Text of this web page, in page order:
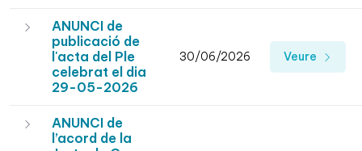
ANUNCI de
publicació de
l'acta del Ple
celebrat el dia
29-05-2026
30/06/2026 Veure
ANUNCI de
l’acord de la